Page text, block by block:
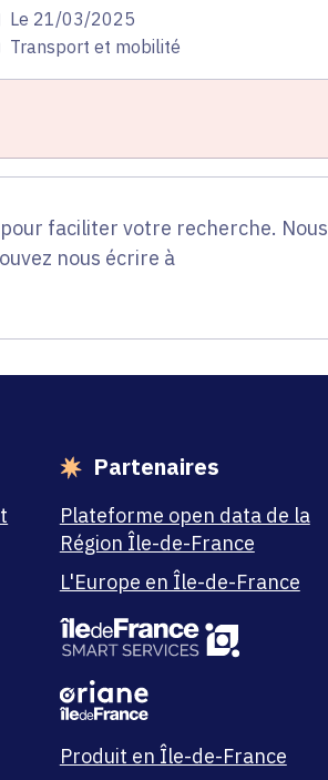
de l'arrêté
Le 21/03/2025
Transport et mobilité
faciliter votre recherche. Nous
nous écrire à
Partenaires
Plateforme open data de la
Région Île-de-France
L'Europe en Île-de-France
Produit en Île-de-France